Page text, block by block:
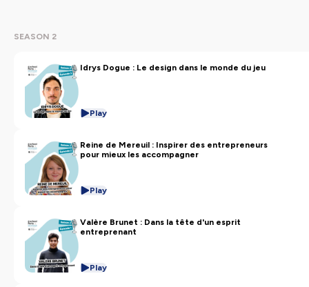
Hébergé par Ausha. Visitez
confidentialite
SEASON 2
Idrys Dogue : Le design dans le monde du jeu
Play
Reine de Mereuil : Inspirer des entrepreneurs
pour mieux les accompagner
Play
Valère Brunet : Dans la tête d'un esprit
entreprenant
Play